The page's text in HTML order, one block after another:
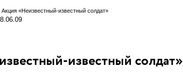
Акция «Неизвестный-известный солдат»
известный солдат»